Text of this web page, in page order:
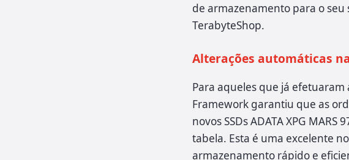
de armazenamento para o seu
TerabyteShop.
Alterações automáticas
Para aqueles que já efetuaram
Framework garantiu que as
novos SSDs ADATA XPG
tabela. Esta é uma excelente
armazenamento rápido e